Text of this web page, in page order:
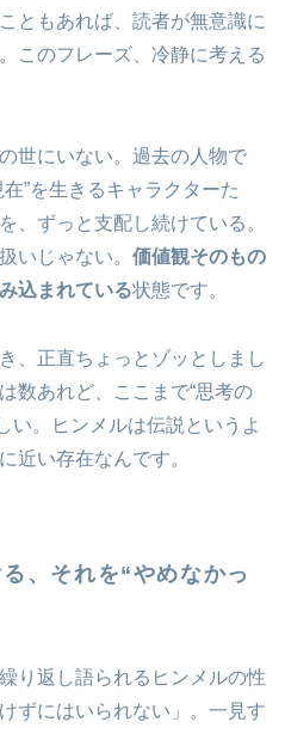
ともあれば、読者が無意識に
このフレーズ、冷静に考える
世にいない。過去の人物で
”を生きるキャラクターた
、ずっと支配し続けている。
いじゃない。 価値観そのもの
込まれている状態です。
、正直ちょっとゾッとしまし
数あれど、ここまで“思考の
い。ヒンメルは伝説というよ
近い存在なんです。
、それを“やめなかっ
り返し語られるヒンメルの性
ずにはいられない」。一見す